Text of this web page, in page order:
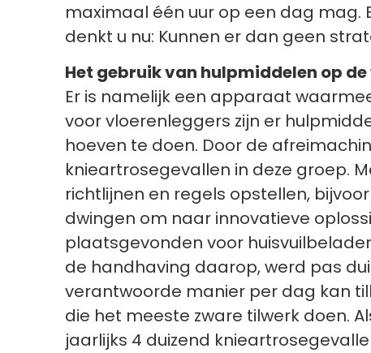
maximaal één uur op een dag mag.
denkt u nu: Kunnen er dan geen
Het gebruik van hulpmiddelen op
Er is namelijk een apparaat
voor vloerenleggers zijn er
hoeven te doen. Door de
knieartrosegevallen in deze groep.
richtlijnen en regels opstellen,
dwingen om naar innovatieve
plaatsgevonden voor
de handhaving daarop, werd pas
verantwoorde manier per dag kan
die het meeste zware tilwerk doen.
jaarlijks 4 duizend